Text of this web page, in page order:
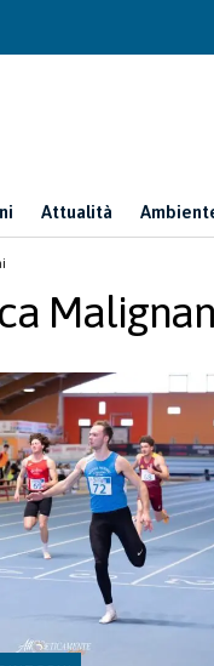
Attualità